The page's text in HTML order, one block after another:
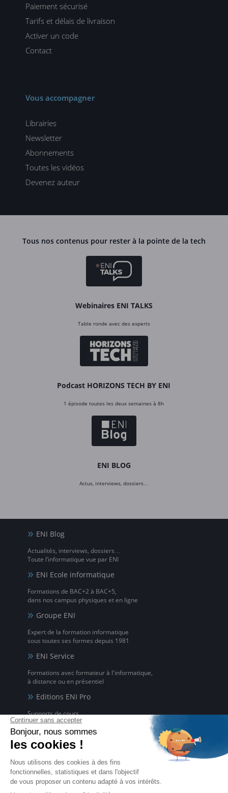
Paiement sécurisé
Tarifs et délais de livraison
Activer un code
Contact
Vous accompagner
Librairies
Newsletter
Abonnements
Toutes les vidéos
Devenez auteur
Tous nos contenus pour rester à la pointe de la tech
Webinaires ENI TALKS
Table ronde avec des experts
Podcast HORIZONS TECH BY ENI
1 épisode toutes les deux semaines à 8h
ENI BLOG
Actus, interviews, dossiers…
ENI Blog
Actualités, interviews, dossiers…
Toute l’informatique vue par ENI
ENI Ecole informatique
Formations de BAC+2 à BAC+5,
dans nos campus physiques et en ligne
Groupe ENI
Expert de la formation informatique
sous toutes ses formes depuis 1981
ENI Service
Formations avec formateur à l'informatique,
à distance ou en présentiel
Editions ENI Pro
Supports de cours
pour les organismes de formation
ENI elearning
La solution de formation à l'informatique en ligne,
disponible en 5 langues
Certifications ENI